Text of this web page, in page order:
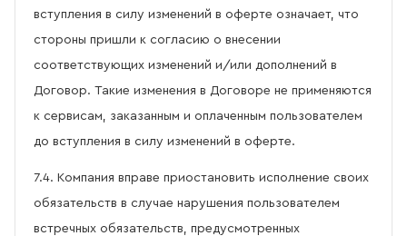
вступления в силу изменений в оферте означает, что
стороны пришли к согласию о внесении
соответствующих изменений и/или дополнений в
Договор. Такие изменения в Договоре не применяются
к сервисам, заказанным и оплаченным пользователем
до вступления в силу изменений в оферте.
7.4. Компания вправе приостановить исполнение своих
обязательств в случае нарушения пользователем
встречных обязательств, предусмотренных